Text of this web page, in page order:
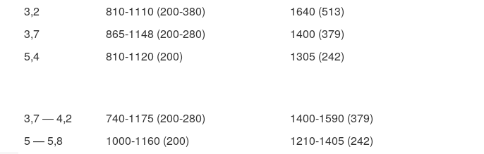
3,2 810-1110 (200-380)
1640 (513)
3,7 865-1148 (200-280)
1400 (379)
5,4 810-1120 (200)
1305 (242)
3,7 — 4,2 740-1175 (200-280)
1400-1590 (379)
5 — 5,8 1000-1160 (200)
1210-1405 (242)